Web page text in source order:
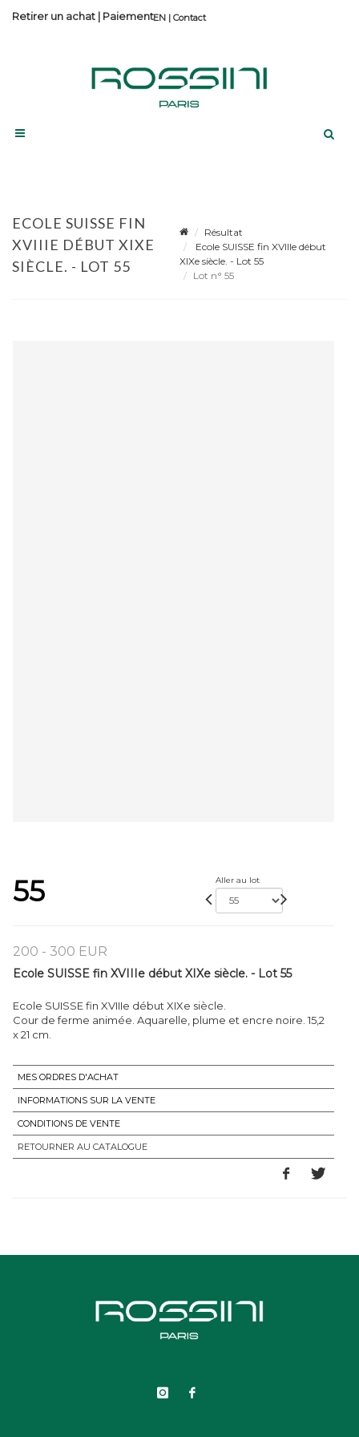
Contact
Retirer un achat | Paiement
ECOLE SUISSE FIN
XVIIIE DÉBUT XIXE
SIÈCLE. - LOT 55
Résultat
Ecole SUISSE fin XVIIIe début
XIXe siècle. - Lot 55
Lot n° 55
55 Aller au lot
200 - 300 EUR
Ecole SUISSE fin XVIIIe début XIXe siècle. - Lot 55
Ecole SUISSE fin XVIIIe début XIXe siècle.
Cour de ferme animée. Aquarelle, plume et encre noire. 15,2
x 21 cm.
MES ORDRES D'ACHAT
INFORMATIONS SUR LA VENTE
CONDITIONS DE VENTE
RETOURNER AU CATALOGUE